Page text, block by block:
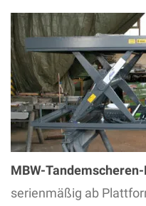
MBW-
serienmäßig ab